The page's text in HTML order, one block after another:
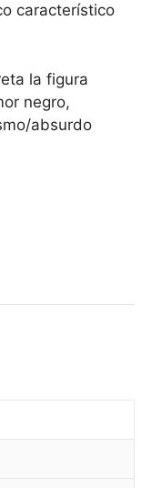
característico
la figura
negro,
absurdo